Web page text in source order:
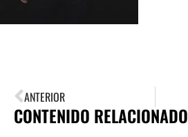
ANTERIOR
CONTENIDO RELACIONADO